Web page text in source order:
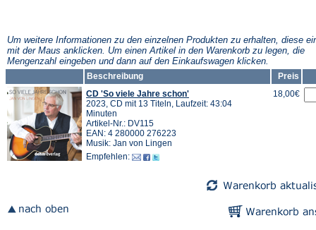
Um weitere Informationen zu den einzelnen Produkten zu erhalten, diese
mit der Maus anklicken. Um einen Artikel in den Warenkorb zu legen, die
Mengenzahl eingeben und dann auf den Einkaufswagen klicken.
Beschreibung
Preis
CD 'So viele Jahre schon'
2023, CD mit 13 Titeln, Laufzeit: 43:04
Minuten
Artikel-Nr.: DV115
EAN: 4 280000 276223
Musik: Jan von Lingen
Empfehlen:
18,00€